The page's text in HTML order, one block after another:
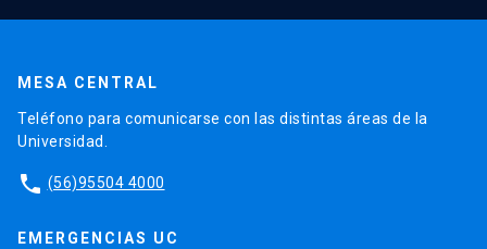
MESA CENTRAL
Teléfono para comunicarse con las distintas áreas de la
Universidad.
phone (56)95504 4000
EMERGENCIAS UC